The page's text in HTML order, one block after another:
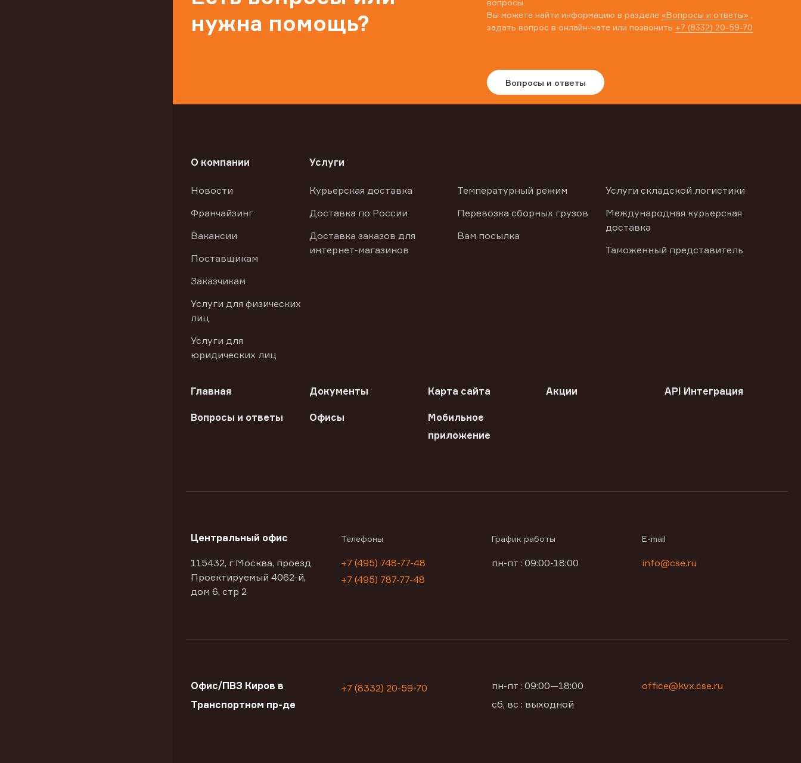
нужна помощь?
вопросы.
Вы можете найти информацию в разделе «Вопросы и ответы»
задать вопрос в онлайн-чате или позвонить +7 (8332) 20-59-70
Вопросы и ответы
О компании
Новости
Франчайзинг
Вакансии
Поставщикам
Заказчикам
Услуги для физических
лиц
Услуги для
юридических лиц
Услуги
Курьерская доставка
Доставка по России
Доставка заказов для
интернет-магазинов
Температурный режим
Перевозка сборных грузов
Вам посылка
Услуги складской логистики
Международная курьерская
доставка
Таможенный представитель
Главная Документы Карта сайта Акции API Интеграция
Вопросы и ответы Офисы
Мобильное
приложение
Центральный офис
115432, г Москва, проезд
Проектируемый 4062-й,
дом 6, стр 2
Телефоны
+7 (495) 748-77-48
+7 (495) 787-77-48
График работы
пн-пт : 09:00-18:00
E-mail
info@cse.ru
Офис/ПВЗ Киров в
Транспортном пр-де
+7 (8332) 20-59-70
пн-пт : 09:00—18:00
сб, вс : выходной
office@kvx.cse.ru